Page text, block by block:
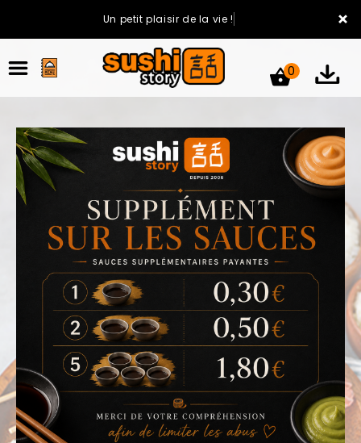
×
Un petit plaisir de la vie !
ACCUEIL
LA CARTE
VOTRE COMPTE
NOTRE RESTAURANT
VOS AVIS
MENTIONS LÉGALES
0